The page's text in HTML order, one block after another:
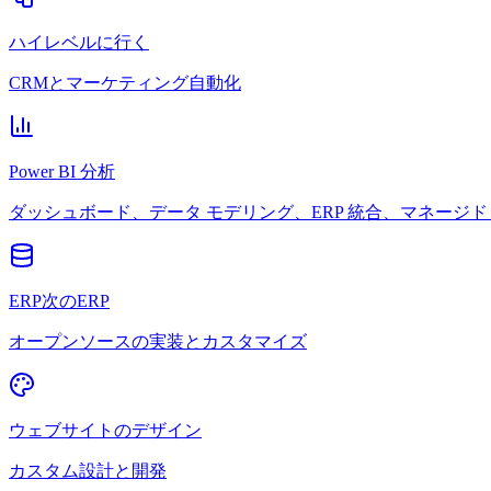
ハイレベルに行く
CRMとマーケティング自動化
Power BI 分析
ダッシュボード、データ モデリング、ERP 統合、マネージド
ERP次のERP
オープンソースの実装とカスタマイズ
ウェブサイトのデザイン
カスタム設計と開発